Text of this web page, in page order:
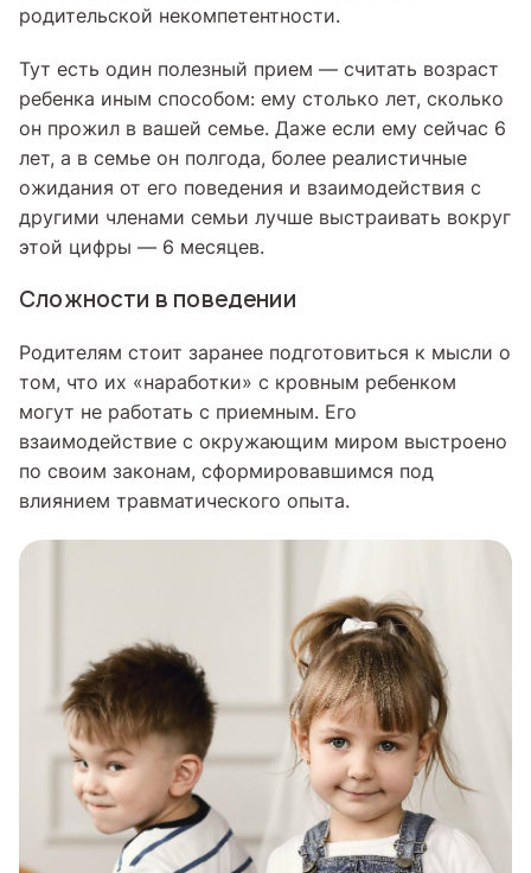
родительской некомпетентности.
Тут есть один полезный прием — считать возраст
ребенка иным способом: ему столько лет, сколько
он прожил в вашей семье. Даже если ему сейчас 6
лет, а в семье он полгода, более реалистичные
ожидания от его поведения и взаимодействия с
другими членами семьи лучше выстраивать вокруг
этой цифры — 6 месяцев.
Сложности в поведении
Родителям стоит заранее подготовиться к мысли о
том, что их «наработки» с кровным ребенком
могут не работать с приемным. Его
взаимодействие с окружающим миром выстроено
по своим законам, сформировавшимся под
влиянием травматического опыта.